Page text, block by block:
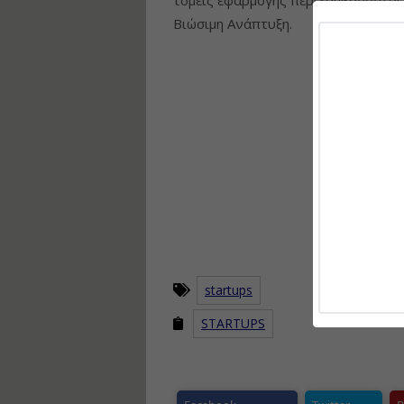
Βιώσιμη Ανάπτυξη.
startups
STARTUPS